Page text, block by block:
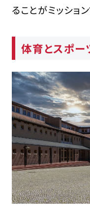
ることがミッション
体育とスポ